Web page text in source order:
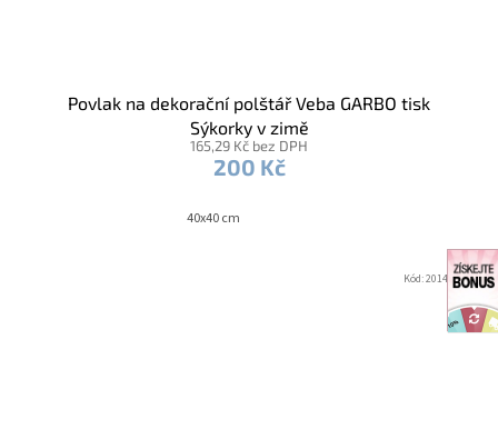
Povlak na dekorační polštář Veba GARBO tisk
Sýkorky v zimě
165,29 Kč bez DPH
200 Kč
40x40 cm
Kód:2014697